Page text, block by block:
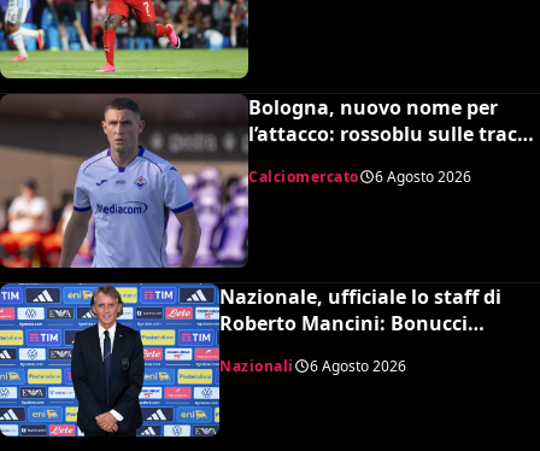
Bologna, nuovo nome per
l’attacco: rossoblu sulle tracce
Calciomercato 6 Agosto 2026
Nazionale, ufficiale lo staff di
Roberto Mancini: Bonucci
Nazionali 6 Agosto 2026